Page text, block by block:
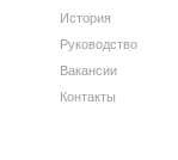
История
Руководство
Вакансии
Контакты